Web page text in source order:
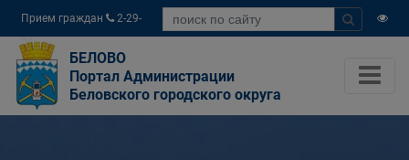
Прием граждан
2-29-
04
БЕЛОВО
Портал Администрации
Беловского городского округа